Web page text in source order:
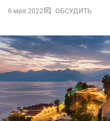
6 мая 2022 ОБСУДИТЬ